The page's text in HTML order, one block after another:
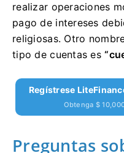
realizar operaciones
pago de intereses
religiosas. Otro
tipo de cuentas es
Regístrese
Obtenga $
Preguntas